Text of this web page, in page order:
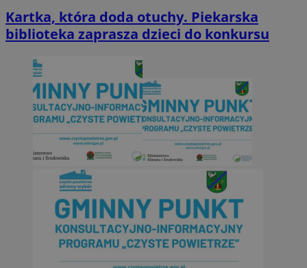
Kartka, która doda otuchy. Piekarska
biblioteka zaprasza dzieci do konkursu